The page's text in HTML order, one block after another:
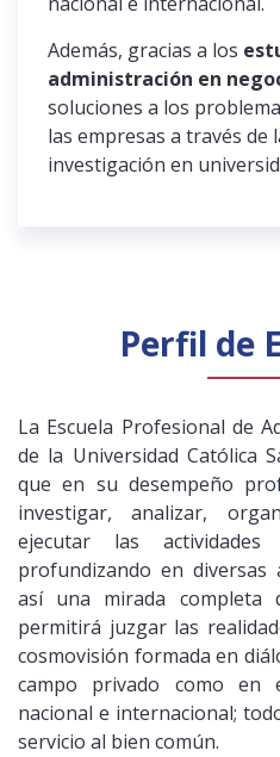
Además, gracias a los
administración en
soluciones a los
las empresas a través de
investigación en
Perfil de
La Escuela Profesional de
de la Universidad Católica
que en su desempeño
investigar, analizar,
ejecutar las
profundizando en diversas
así una mirada
permitirá juzgar las
cosmovisión formada en
campo privado como
nacional e internacional;
servicio al bien común.